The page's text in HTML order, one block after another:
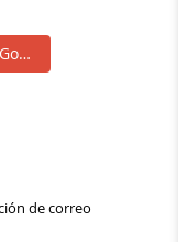
de correo